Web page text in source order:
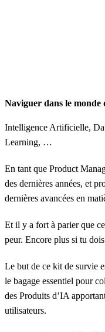
Naviguer dans le
Intelligence Artificielle,
Learning, …
En tant que Product
des dernières années, et
dernières avancées en
Et il y a fort à parier que
peur. Encore plus si tu
Le but de ce kit de survie
le bagage essentiel pour
des Produits d’IA
utilisateurs.